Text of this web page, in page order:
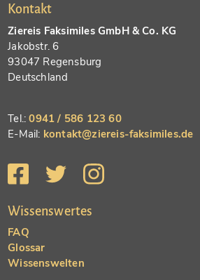
Kontakt
Ziereis Faksimiles GmbH & Co. KG
Jakobstr. 6
93047 Regensburg
Deutschland
Tel.:0941 / 586 123 60
E-Mail: kontakt@ziereis-faksimiles.de
Wissenswertes
FAQ
Glossar
Wissenswelten